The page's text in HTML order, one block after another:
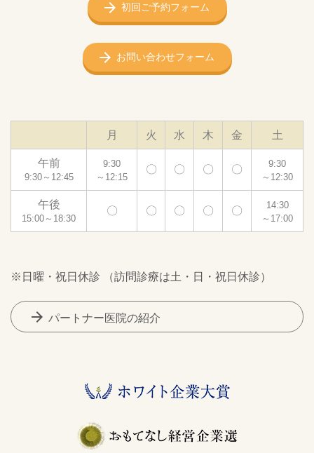
初回ご予約フォーム
お問い合わせフォーム
月 火 水 木 金 土
午前
9:30～12:45
9:30
～12:15
〇 〇 〇 〇
9:30
～12:30
午後
15:00～18:30
〇 〇 〇 〇 〇
14:30
～17:00
※日曜・祝日休診 （訪問診療は土・日・祝日休診）
arrow_forward パートナー医院の紹介